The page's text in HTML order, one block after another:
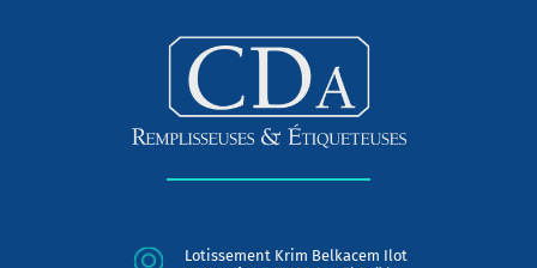
Lotissement Krim Belkacem Ilot